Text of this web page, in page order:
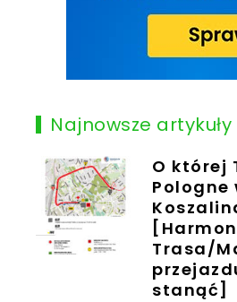
Najnowsze artykuły
O której
Pologne
Trasa/
stanąć]